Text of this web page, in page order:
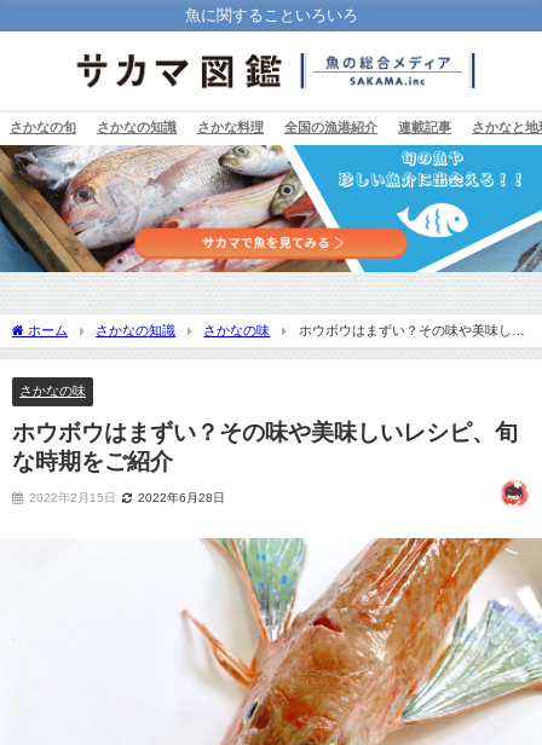
魚に関することいろいろ
さかなの旬 さかなの知識 さかな料理 全国の漁港紹介 連載記事 さかなと地
ホーム さかなの知識 さかなの味
ホウボウはまずい？その味や美味しい
レシピ、旬な時期をご紹介
さかなの味
ホウボウはまずい？その味や美味しいレシピ、旬
な時期をご紹介
2022年2月15日 2022年6月28日